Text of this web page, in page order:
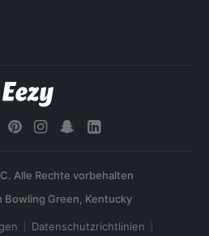
Alle Rechte vorbehalten
Datenschutzrichtlinien